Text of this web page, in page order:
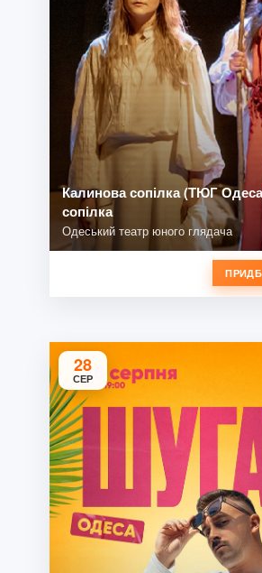
Калинова сопілка (ТЮГ
сопілка
Одеський театр юного глядача
28
СЕР